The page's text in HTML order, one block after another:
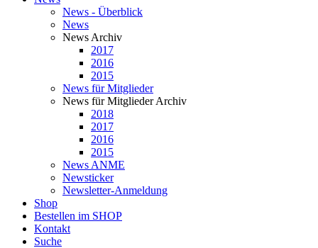
News - Überblick
News
News Archiv
2017
2016
2015
News für Mitglieder
News für Mitglieder Archiv
2018
2017
2016
2015
News ANME
Newsticker
Newsletter-Anmeldung
Shop
Bestellen im SHOP
Kontakt
Suche